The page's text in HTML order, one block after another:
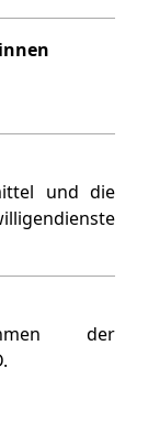
und die
der